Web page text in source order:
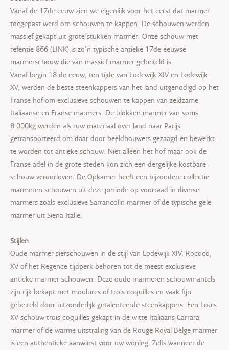
Vanaf de 17de eeuw zien we eigenlijk voor het eerst dat marmer
toegepast werd om schouwen te kappen. De schouwen werden
massief gekapt uit grote stukken marmer. Onze schouw met
refentie 866 (LINK) is zo’n typische antieke 17de eeuwse
marmerschouw die van massief marmer gebeiteld is.
Vanaf begin 18 de eeuw, ten tijde van Lodewijk XIV en Lodewijk
XV, werden de beste steenkappers van het land uitgenodigd op het
Franse hof om exclusieve schouwen te kappen van zeldzame
Italiaanse en Franse marmers. De blokken marmer van soms
8.000kg werden als ruw materiaal over land naar Parijs
getransporteerd om daar door beeldhouwers gezaagd en bewerkt
te worden tot antieke schouw. Niet alleen het hof maar ook de
Franse adel in de grote steden kon zich een dergelijke kostbare
schouw veroorloven. De Opkamer heeft een bijzondere collectie
marmeren schouwen uit deze periode op voorraad in diverse
marmers zoals exclusieve Sarrancolin marmer of de typische gele
marmer uit Siena Italie.
Stijlen
Oude marmer sierschouwen in de stijl van Lodewijk XIV, Rococo,
XV of het Regence tijdperk behoren tot de meest exclusieve
antieke marmer schouwen. Deze oude marmeren schouwmantels
zijn rijk bekapt met moulures of trois coquilles en vaak fijn
gebeiteld door uitzonderlijk getalenteerde steenkappers. Een Louis
XV schouw trois coquilles gekapt in de witte Italiaans Carrara
marmer of de warme uitstraling van de Rouge Royal Belge marmer
is een authentieke aanwinst voor uw woning. Zelfs wanneer de